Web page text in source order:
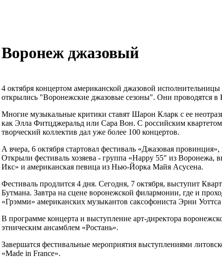
Воронеж джазовый
4 октября концертом американской джазовой
открылись "Воронежские джазовые сезоны". Они проводятся в
Многие музыкальные критики ставят Шарон Кларк с ее
как Элла Фитцджеральд или Сара Вон. С российским
творческий коллектив дал уже более 100 концертов.
А вчера, 6 октября стартовал фестиваль «Джазовая
Открыли фестиваль хозяева - группа «Happy 55″ из
Икс» и американская певица из Нью-Йорка Майя Асусена.
Фестиваль продлится 4 дня. Сегодня, 7 октября, выступит
Бутмана. Завтра на сцене воронежской филармонии, где и
«Грэмми» американских музыкантов саксофониста Эрни
В программе концерта и выступление арт-директора
этническим ансамблем «Ростань».
Завершатся фестивальные мероприятия выступлениями
«Made in France».